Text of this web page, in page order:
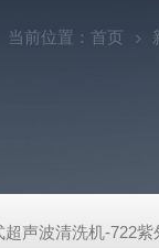
当前位置： 首页
成套反应釜装置,工业式超声波清洗机-722紫外可见分光光度计 高剪切均质分散机,成套反应釜装置,工业式超声波清洗机-722紫外可见分光光度计 高剪切均质分散机,成套反应釜装置,工业式超声波清洗机-722紫外可见分光光度计 高剪切均质分散机,成套反应釜装置,工